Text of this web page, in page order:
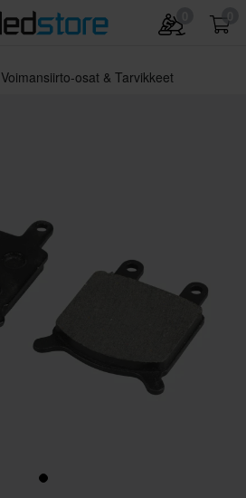
Voimansiirto-osat & Tarvikkeet